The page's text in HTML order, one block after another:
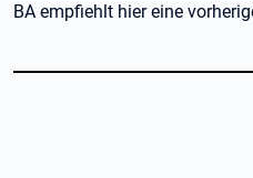
BA empfiehlt hier eine